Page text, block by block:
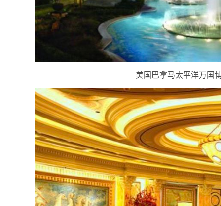
美国巴拿马太平洋万国